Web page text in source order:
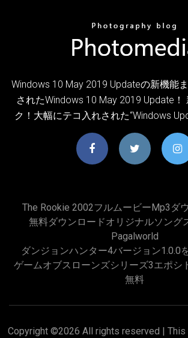
Windows 10 May 2019 Updateの新機能
されたWindows 10 May 2019 Update！
ク！大幅にテコ入れされた“Windows
The Rookie 2002フルムービーmp3ダ
無料ダウンロードオリジナルソング
Pagalworld
ダンジョンハンター4バージョン1.0.0
ゲームオブスローンズシリーズ3エポシ
無料
Copyright ©2026 All rights reserved |